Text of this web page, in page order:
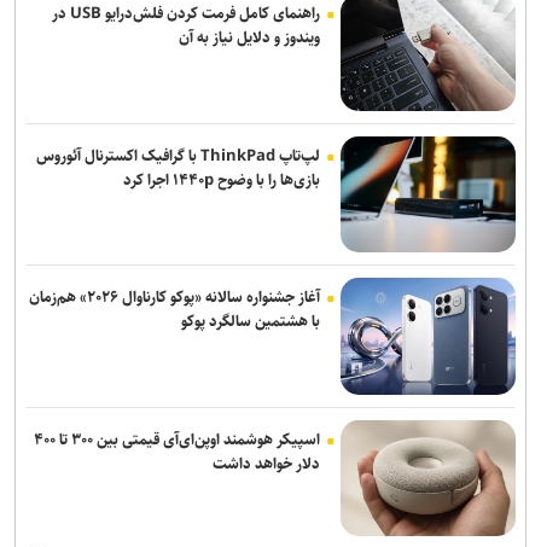
راهنمای کامل فرمت کردن فلش‌درایو USB در
ویندوز و دلایل نیاز به آن
لپ‌تاپ ThinkPad با گرافیک اکسترنال آئوروس
بازی‌ها را با وضوح ۱۴۴۰p اجرا کرد
آغاز جشنواره سالانه «پوکو کارناوال ۲۰۲۶» هم‌زمان
با هشتمین سالگرد پوکو
اسپیکر هوشمند اوپن‌ای‌آی قیمتی بین ۳۰۰ تا ۴۰۰
دلار خواهد داشت